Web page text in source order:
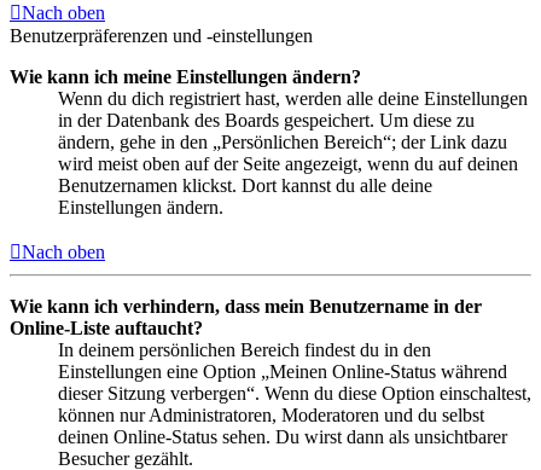
Nach oben
Benutzerpräferenzen und -einstellungen
Wie kann ich meine Einstellungen ändern?
Wenn du dich registriert hast, werden alle deine Einstellungen
in der Datenbank des Boards gespeichert. Um diese zu
ändern, gehe in den „Persönlichen Bereich“; der Link dazu
wird meist oben auf der Seite angezeigt, wenn du auf deinen
Benutzernamen klickst. Dort kannst du alle deine
Einstellungen ändern.
Nach oben
Wie kann ich verhindern, dass mein Benutzername in der
Online-Liste auftaucht?
In deinem persönlichen Bereich findest du in den
Einstellungen eine Option „Meinen Online-Status während
dieser Sitzung verbergen“. Wenn du diese Option einschaltest,
können nur Administratoren, Moderatoren und du selbst
deinen Online-Status sehen. Du wirst dann als unsichtbarer
Besucher gezählt.